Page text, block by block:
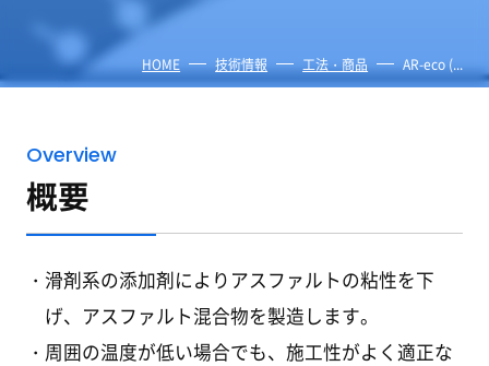
HOME 技術情報 工法・商品 AR-eco (...
Overview
概要
滑剤系の添加剤によりアスファルトの粘性を下
げ、アスファルト混合物を製造します。
周囲の温度が低い場合でも、施工性がよく適正な